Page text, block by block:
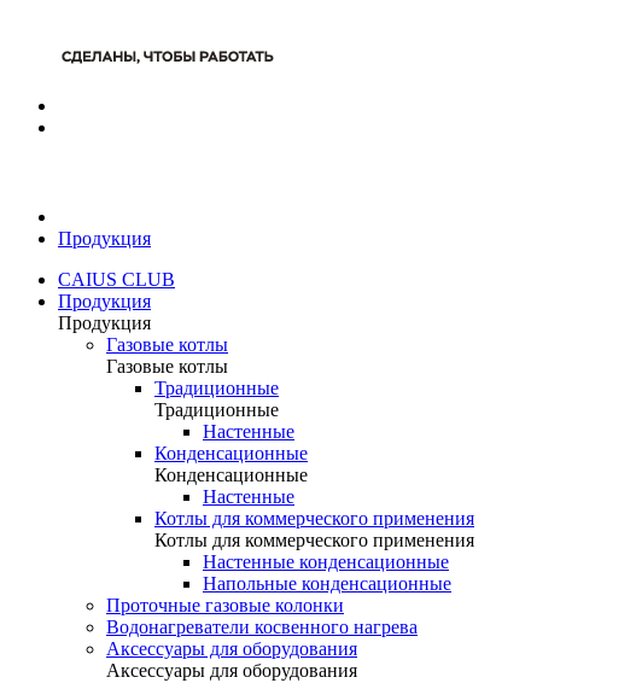
Продукция
CAIUS CLUB
Продукция
Продукция
Газовые котлы
Газовые котлы
Традиционные
Традиционные
Настенные
Конденсационные
Конденсационные
Настенные
Котлы для коммерческого применения
Котлы для коммерческого применения
Настенные конденсационные
Напольные конденсационные
Проточные газовые колонки
Водонагреватели косвенного нагрева
Аксессуары для оборудования
Аксессуары для оборудования